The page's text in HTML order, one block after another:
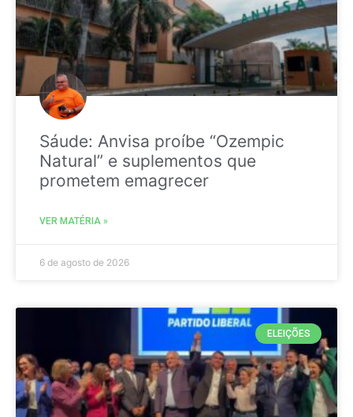
Sáude: Anvisa proíbe “Ozempic
Natural” e suplementos que
prometem emagrecer
VER MATÉRIA »
6 de agosto de 2026
ELEIÇÕES